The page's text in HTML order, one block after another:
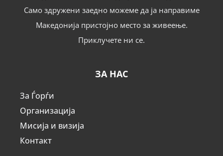
Само здружени заедно можеме да ја направиме
Македонија пристојно место за живеење.
Приклучете ни се.
ЗА НАС
За Ѓорѓи
Организација
Мисија и визија
Контакт